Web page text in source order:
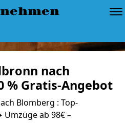
nach
% Gratis-Angebot
Blomberg : Top-
ab 98€ –